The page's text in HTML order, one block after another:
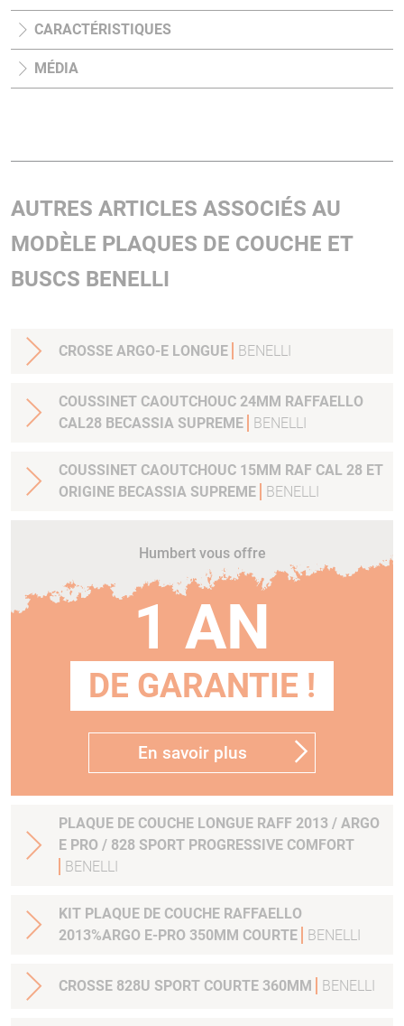
CARACTÉRISTIQUES
MÉDIA
AUTRES ARTICLES ASSOCIÉS AU
MODÈLE PLAQUES DE COUCHE ET
BUSCS BENELLI
CROSSE ARGO-E LONGUE BENELLI
COUSSINET CAOUTCHOUC 24MM RAFFAELLO
CAL28 BECASSIA SUPREME
BENELLI
COUSSINET CAOUTCHOUC 15MM RAF CAL 28 ET
ORIGINE BECASSIA SUPREME
BENELLI
Humbert vous offre
1 AN
DE GARANTIE !
En savoir plus
PLAQUE DE COUCHE LONGUE RAFF 2013 / ARGO
E PRO / 828 SPORT PROGRESSIVE COMFORT
BENELLI
KIT PLAQUE DE COUCHE RAFFAELLO
2013%ARGO E-PRO 350MM COURTE
BENELLI
CROSSE 828U SPORT COURTE 360MM BENELLI